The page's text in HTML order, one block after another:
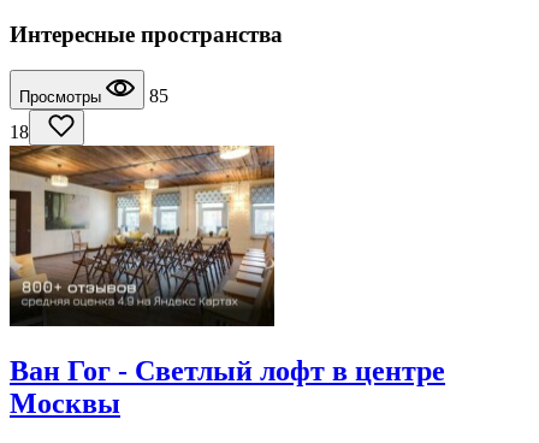
Интересные пространства
Просмотры
85
18
Ван Гог - Светлый лофт в центре
Москвы